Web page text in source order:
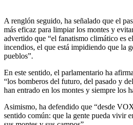
A renglón seguido, ha señalado que el
más eficaz para limpiar los montes y
advertido que “el fanatismo climático es
incendios, el que está impidiendo que la
pueblos”.
En este sentido, el parlamentario ha
“los bomberos del futuro, del pasado y
han entrado en los montes y siempre los
Asimismo, ha defendido que “desde
sentido común: que la gente pueda vivir